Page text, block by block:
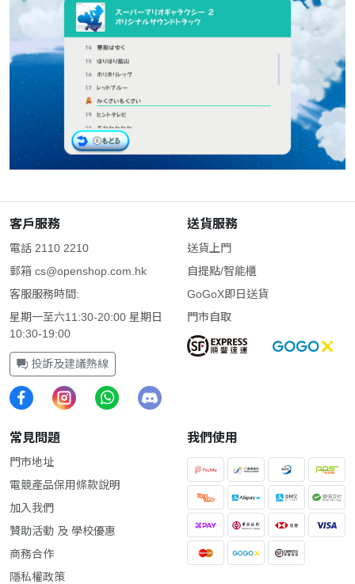
客戶服務
電話 2110 2210
郵箱 cs@openshop.com.hk
客服服務時間:
星期一至六11:30-20:00 星期日
10:30-19:00
投訴及建議熱線
送貨服務
送貨上門
自提點/智能櫃
GoGoX即日送貨
門市自取
常見問題
門市地址
電競產品保用條款說明
加入我們
贊助活動 及 學校優惠
商務合作
隱私權政策
我們使用